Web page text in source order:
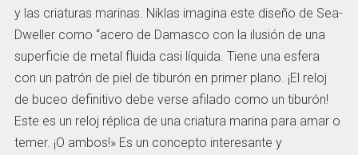
y las criaturas marinas. Niklas imagina este diseño de Sea-
Dweller como “acero de Damasco con la ilusión de una
superficie de metal fluida casi líquida. Tiene una esfera
con un patrón de piel de tiburón en primer plano. ¡El reloj
de buceo definitivo debe verse afilado como un tiburón!
Este es un reloj réplica de una criatura marina para amar o
temer. ¡O ambos!» Es un concepto interesante y